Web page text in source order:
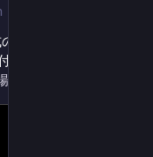
『じゅくれんど』
きまとわれたくな